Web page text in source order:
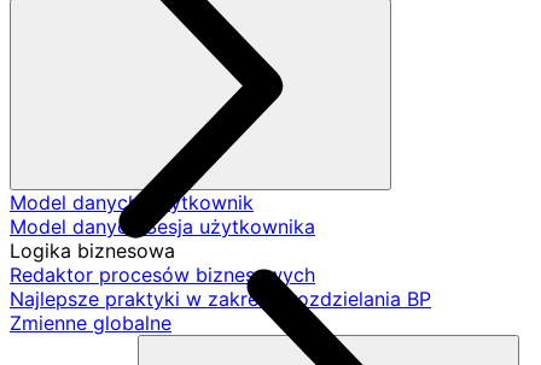
Model danych Użytkownik
Model danych Sesja użytkownika
Logika biznesowa
Redaktor procesów biznesowych
Najlepsze praktyki w zakresie rozdzielania BP
Zmienne globalne